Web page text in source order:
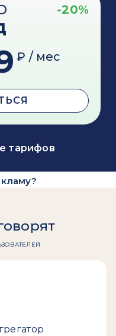
-20%
₽ / мес
тарифов